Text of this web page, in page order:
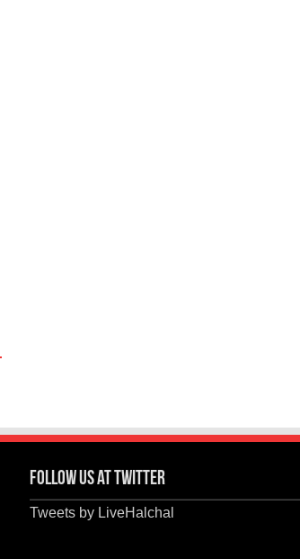
Follow us at Twitter
Tweets by LiveHalchal